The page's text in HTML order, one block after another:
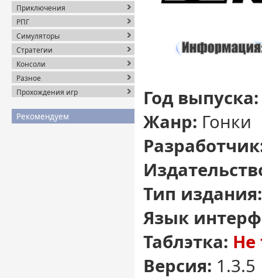
Приключения
РПГ
Симуляторы
Стратегии
Консоли
Разное
Прохождения игр
Рекомендуем
Год выпуска:
Жанр: Гонки
Тип издания:
Язык
Таблэтка: Не
Версия: 1.3.5